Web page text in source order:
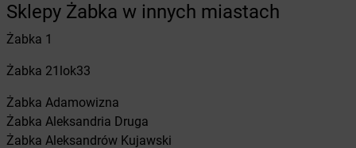
Sklepy Żabka w innych miastach
Żabka 1
Żabka 21lok33
Żabka Adamowizna
Żabka Aleksandria Druga
Żabka Aleksandrów Kujawski